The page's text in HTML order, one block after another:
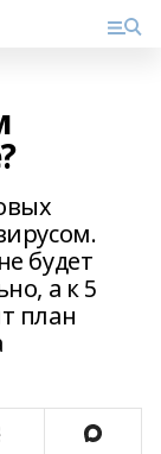
будет
а к 5
план